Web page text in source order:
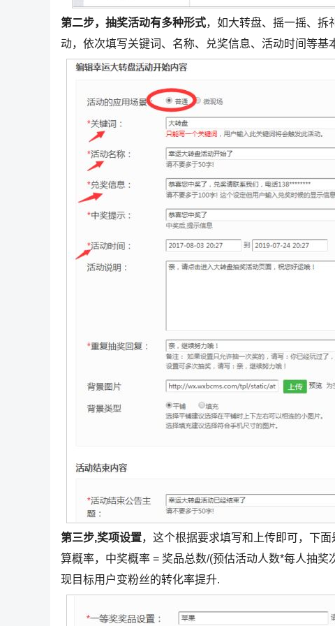
第二步，抽奖活动有多种形式，如大转盘、摇一摇、拆
动，依次填写关键词、名称、兑奖信息、活动时间等基
第三步,奖项设置，这个根据要求填写和上传即可，下
算概率，中奖概率 = 奖品总数/(预估活动人数*每人抽
现目标用户变粉丝的转化率提升.